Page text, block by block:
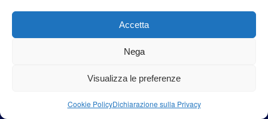
Accetta
Nega
Visualizza le preferenze
Cookie PolicyDichiarazione sulla Privacy